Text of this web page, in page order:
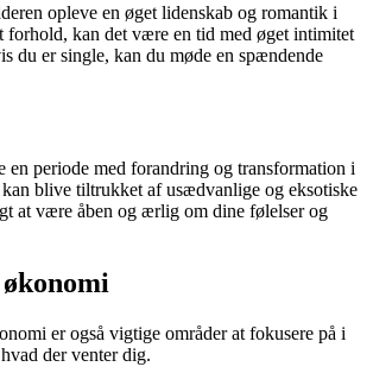
opleve en øget lidenskab og romantik i
forhold, kan det være en tid med øget intimitet
du er single, kan du møde en spændende
periode med forandring og transformation i
blive tiltrukket af usædvanlige og eksotiske
at være åben og ærlig om dine følelser og
er også vigtige områder at fokusere på i
der venter dig.